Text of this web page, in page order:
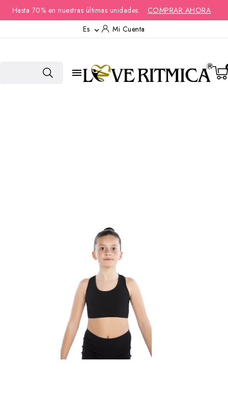
Hasta 70% en nuestras últimas unidades.
COMPRAR AHORA
Es  Mi Cuenta
